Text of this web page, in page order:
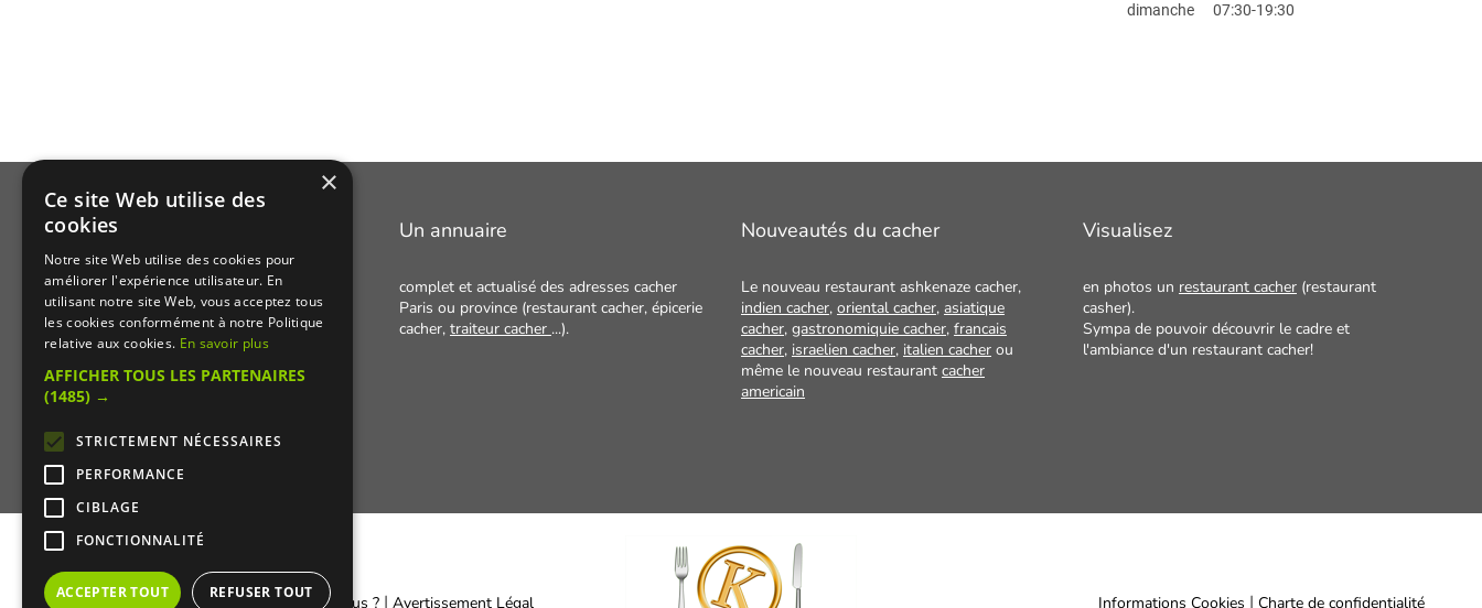
dimanche
07:30-19:30
Manger Cacher
Cacher c'est quoi ?
Liens utiles
Qui sommes-nous ?
Presse
Un annuaire
complet et actualisé des adresses cacher
Paris ou province (restaurant cacher, épicerie
cacher, traiteur cacher ...).
Nouveautés du cacher
Le nouveau restaurant ashkenaze cacher,
indien cacher, oriental cacher, asiatique
cacher, gastronomiquie cacher, francais
cacher, israelien cacher, italien cacher ou
même le nouveau restaurant cacher
americain
Visualisez
en photos un restaurant cacher (restaurant
casher).
Sympa de pouvoir découvrir le cadre et
l'ambiance d'un restaurant cacher!
Contacter Manger cacher|Qui sommes-nous ? | Avertissement Légal Informations Cookies | Charte de confidentialité
×
Ce site Web utilise des
cookies
Notre site Web utilise des cookies pour
améliorer l'expérience utilisateur. En
utilisant notre site Web, vous acceptez tous
les cookies conformément à notre Politique
relative aux cookies. En savoir plus
AFFICHER TOUS LES PARTENAIRES
(1485) →
STRICTEMENT NÉCESSAIRES
PERFORMANCE
CIBLAGE
FONCTIONNALITÉ
ACCEPTER TOUT REFUSER TOUT